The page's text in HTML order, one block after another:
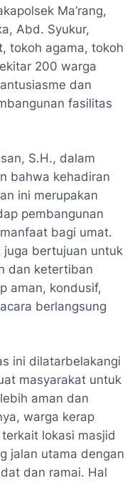
Ma’rang,
Abd. Syukur,
tokoh agama, tokoh
200 warga
dan
fasilitas
S.H., dalam
bahwa kehadiran
ini merupakan
pembangunan
bagi umat.
juga bertujuan untuk
dan ketertiban
aman, kondusif,
berlangsung
ini dilatarbelakangi
masyarakat untuk
aman dan
warga kerap
lokasi masjid
jalan utama dengan
dan ramai. Hal